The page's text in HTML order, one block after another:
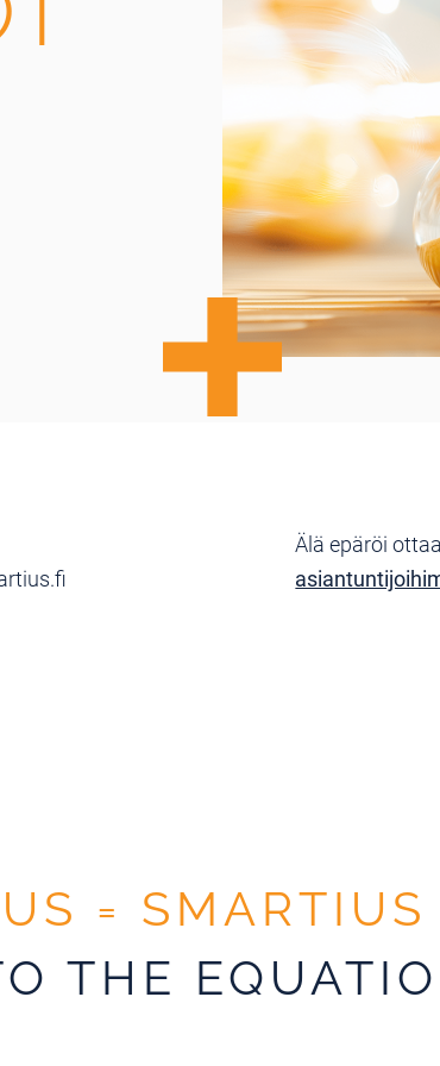
Älä epäröi
= SMARTIUS
THE